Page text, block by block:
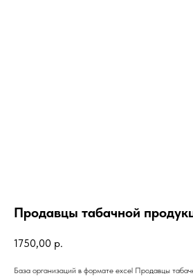
Продавцы табачной
1750,00 р.
База организаций в формате excel Продавцы